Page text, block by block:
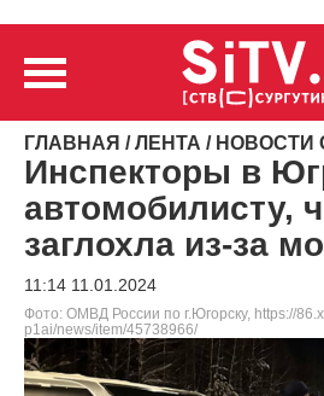
ГЛАВНАЯ /ЛЕНТА / НОВОСТИ
Инспекторы в
автомобилисту,
заглохла из-за
11:14 11.01.2024
Фото: ОМВД России по г.Югорску, https://
p1ai/news/item/45738966/